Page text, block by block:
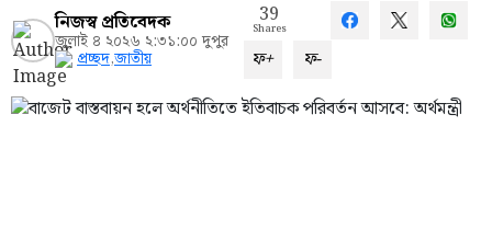
নিজস্ব প্রতিবেদক
জুলাই ৪ ২০২৬ ২:৩১:০০ দুপুর
প্রচ্ছদ,জাতীয়
39
Shares
ফ+ ফ-